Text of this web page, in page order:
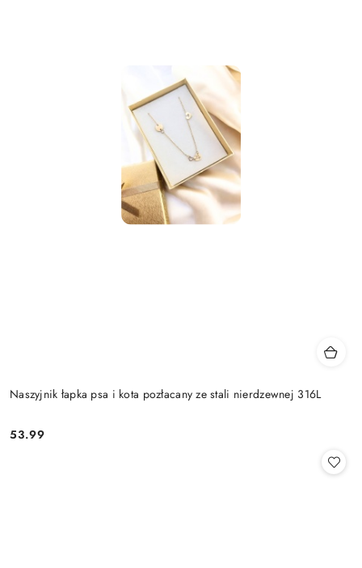
Naszyjnik łapka psa i kota pozłacany ze stali nierdzewnej 316L
Cena:
53.99